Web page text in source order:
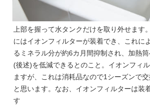
上部を握って水タンクだけを取り外せます
にはイオンフィルターが装着でき、これに
るミネラル分が約6カ月間抑制され、加熱
(後述)を低減できるとのこと。イオンフィ
ますが、これは消耗品なので1シーズンで
と思います。なお、イオンフィルターは装
す